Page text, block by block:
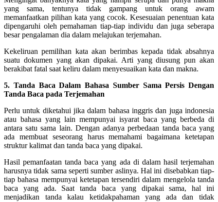
yang sama, tentunya tidak gampang untuk orang awam
memanfaatkan pilihan kata yang cocok. Kesesuaian penentuan kata
dipengaruhi oleh pemahaman tiap-tiap individu dan juga seberapa
besar pengalaman dia dalam melajukan terjemahan.
Kekeliruan pemilihan kata akan berimbas kepada tidak absahnya
suatu dokumen yang akan dipakai. Arti yang diusung pun akan
berakibat fatal saat keliru dalam menyesuaikan kata dan makna.
5. Tanda Baca Dalam Bahasa Sumber Sama Persis Dengan
Tanda Baca pada Terjemahan
Perlu untuk diketahui jika dalam bahasa inggris dan juga indonesia
atau bahasa yang lain mempunyai isyarat baca yang berbeda di
antara satu sama lain. Dengan adanya perbedaan tanda baca yang
ada membuat seseorang harus memahami bagaimana ketetapan
struktur kalimat dan tanda baca yang dipakai.
Hasil pemanfaatan tanda baca yang ada di dalam hasil terjemahan
harusnya tidak sama seperti sumber aslinya. Hal ini disebabkan tiap-
tiap bahasa mempunyai ketetapan tersendiri dalam mengelola tanda
baca yang ada. Saat tanda baca yang dipakai sama, hal ini
menjadikan tanda kalau ketidakpahaman yang ada dan tidak